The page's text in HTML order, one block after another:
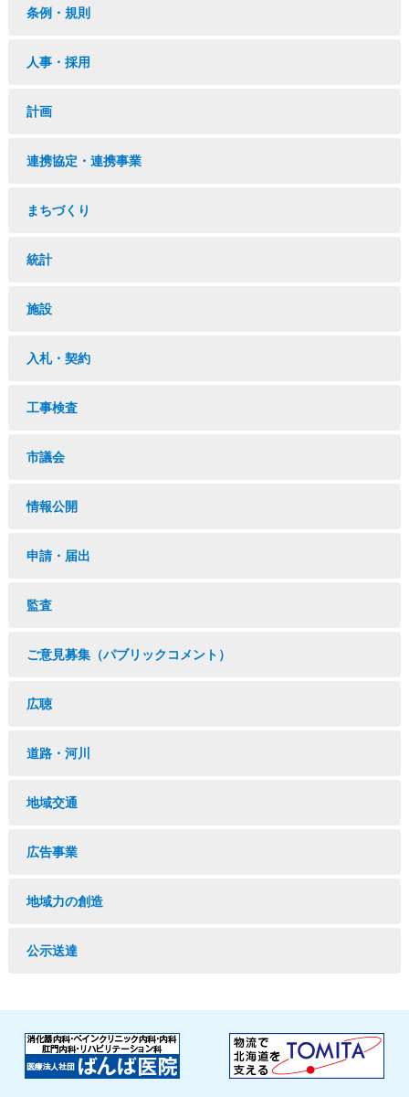
条例・規則
人事・採用
計画
連携協定・連携事業
まちづくり
統計
施設
入札・契約
工事検査
市議会
情報公開
申請・届出
監査
ご意見募集（パブリックコメント）
広聴
道路・河川
地域交通
広告事業
地域力の創造
公示送達